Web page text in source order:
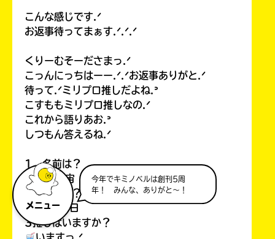
メニュー
今年でキミノベルは創刊5周
年！ みんな、ありがと～！
こんな感じです.ᐟ
お返事待ってまぁす.ᐟ.ᐟ.ᐟ
くりーむそーださまっ.ᐟ
こっんにっちはーー.ᐟ.ᐟお返事ありがと.ᐟ
待って.ᐟミリプロ推しだよね.ᐣ
こすももミリプロ推しなの.ᐟ
これから語りあお.ᐣ
しつもん答えるね.ᐟ
1 名前は？
甘寺宇宙 あまでらこすも
2誕生日は？設定でもOKです
12月4日
3推しはいますか？